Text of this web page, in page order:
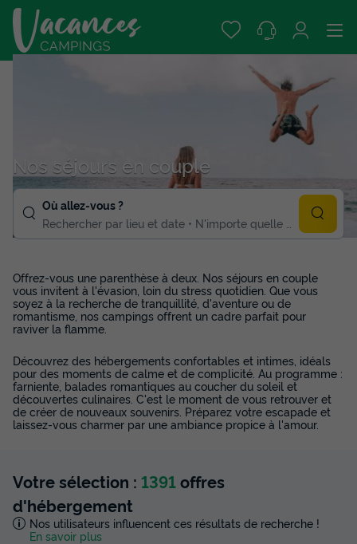
Nos séjours en couple
Où allez-vous ?
Rechercher par lieu et date
N'importe quelle duree
Offrez-vous une parenthèse à deux. Nos séjours en couple
vous invitent à l'évasion, loin du stress quotidien. Que vous
soyez à la recherche de tranquillité, d'aventure ou de
romantisme, nos campings offrent un cadre parfait pour
raviver la flamme.
Découvrez des hébergements confortables et intimes, idéals
pour des moments de calme et de complicité. Au programme :
farniente, balades romantiques au coucher du soleil et
découvertes culinaires. C'est le moment de vous retrouver et
de créer de nouveaux souvenirs. Préparez votre escapade et
laissez-vous charmer par une ambiance propice à l'amour.
Votre sélection : 1391offres
d'hébergement
Nos utilisateurs influencent ces résultats de recherche !
En savoir plus